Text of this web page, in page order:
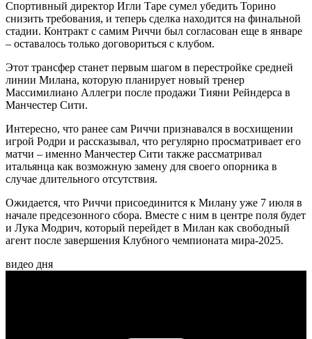
Спортивный директор Игли Таре сумел убедить Торино
снизить требования, и теперь сделка находится на финальной
стадии. Контракт с самим Риччи был согласован еще в январе
– оставалось только договориться с клубом.
Этот трансфер станет первым шагом в перестройке средней
линии Милана, которую планирует новый тренер
Массимилиано Аллегри после продажи Тияни Рейндерса в
Манчестер Сити.
Интересно, что ранее сам Риччи признавался в восхищении
игрой Родри и рассказывал, что регулярно просматривает его
матчи – именно Манчестер Сити также рассматривал
итальянца как возможную замену для своего опорника в
случае длительного отсутствия.
Ожидается, что Риччи присоединится к Милану уже 7 июля в
начале предсезонного сбора. Вместе с ним в центре поля будет
и Лука Модрич, который перейдет в Милан как свободный
агент после завершения Клубного чемпионата мира-2025.
видео дня